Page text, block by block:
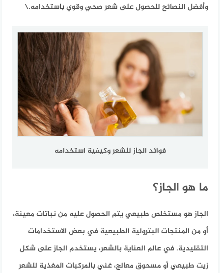
وأفضل النصائح للحصول على شعر صحي وقوي باستخدامه.\
فوائد الجاز للشعر وكيفية استخدامه
ما هو الجاز؟
الجاز هو مستخلص طبيعي يتم الحصول عليه من نباتات معينة،
أو من المنتجات البترولية الطبيعية في بعض الاستخدامات
التقليدية. في عالم العناية بالشعر، يستخدم الجاز على شكل
زيت طبيعي أو مسحوق معالج، غني بالمركبات المغذية للشعر